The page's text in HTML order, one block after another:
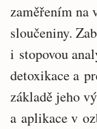
zaměřením na
sloučeniny.
i stopovou
detoxikace a
základě jeho
a aplikace v